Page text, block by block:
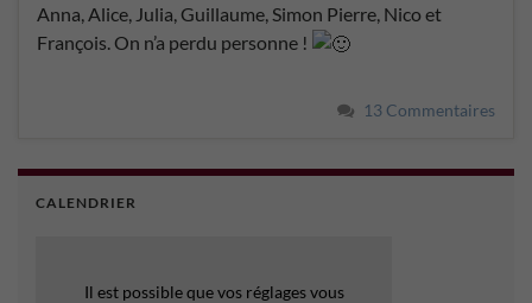
Anna, Alice, Julia, Guillaume, Simon Pierre, Nico et
François. On n’a perdu personne !
13 Commentaires
CALENDRIER
Il est possible que vos réglages vous